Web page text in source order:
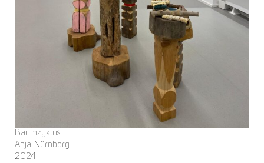
Baumzyklus
Anja Nürnberg
2024